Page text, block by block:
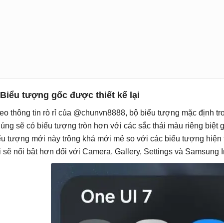
tượng gốc được thiết kế lại
thông tin rò rỉ của @chunvn8888, bộ biểu tượng mặc định
sẽ có biểu tượng tròn hơn với các sắc thái màu riêng biệt
tượng mới này trông khá mới mẻ so với các biểu tượng hiện
sẽ nổi bật hơn đối với Camera, Gallery, Settings và Samsung